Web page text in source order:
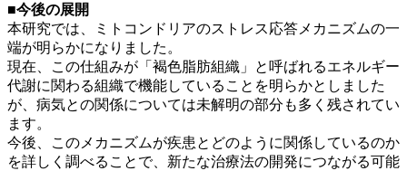
■今後の展開
本研究では、ミトコンドリアのストレス応答メカニズムの一
端が明らかになりました。
現在、この仕組みが「褐色脂肪組織」と呼ばれるエネルギー
代謝に関わる組織で機能していることを明らかとしました
が、病気との関係については未解明の部分も多く残されてい
ます。
今後、このメカニズムが疾患とどのように関係しているのか
を詳しく調べることで、新たな治療法の開発につながる可能